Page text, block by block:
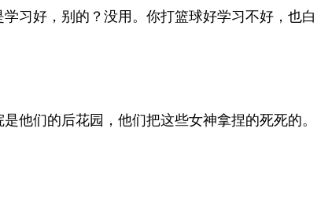
习好，别的？没用。你打篮球好学习不好，也白
他们的后花园，他们把这些女神拿捏的死死的。